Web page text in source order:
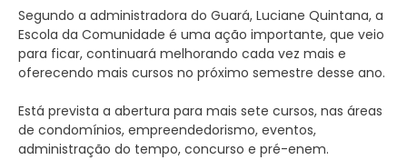
Segundo a administradora do Guará, Luciane Quintana, a
Escola da Comunidade é uma ação importante, que veio
para ficar, continuará melhorando cada vez mais e
oferecendo mais cursos no próximo semestre desse ano.
Está prevista a abertura para mais sete cursos, nas áreas
de condomínios, empreendedorismo, eventos,
administração do tempo, concurso e pré-enem.